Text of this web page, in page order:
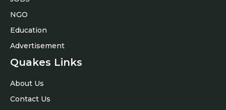
NGO
Education
Advertisement
Quakes Links
About Us
Contact Us